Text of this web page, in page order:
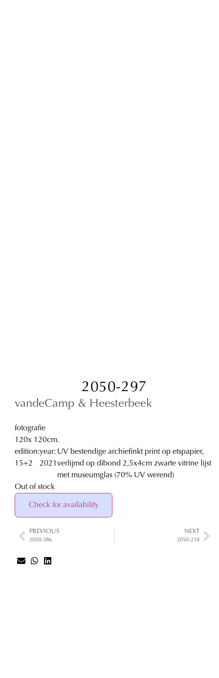
2050-297
vandeCamp & Heesterbeek
fotografie
120x 120cm.
edition:
15+2
year:
2021
UV bestendige archiefinkt print op etspapier,
verlijmd op dibond 2,5x4cm zwarte vitrine lijst
met museumglas (70% UV werend)
Out of stock
Check for availability
PREVIOUS
2050-386
NEXT
2050-218